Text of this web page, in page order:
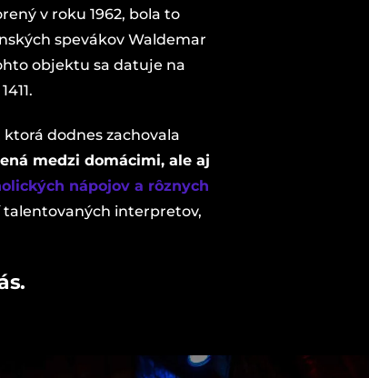
v roku 1962, bola to
spevákov Waldemar
objektu sa datuje na
dodnes zachovala
medzi domácimi, ale aj
nápojov a rôznych
talentovaných interpretov,